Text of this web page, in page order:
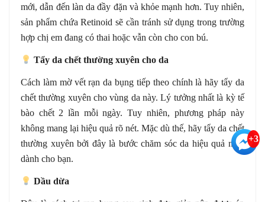
mới, dẫn đến làn da đầy đặn và khỏe mạnh hơn. Tuy nhiên,
sản phẩm chứa Retinoid sẽ cần tránh sử dụng trong trường
hợp chị em đang có thai hoặc vẫn còn cho con bú.
Tẩy da chết thường xuyên cho da
Cách làm mờ vết rạn da bụng tiếp theo chính là hãy tẩy da
chết thường xuyên cho vùng da này. Lý tưởng nhất là kỳ tế
bào chết 2 lần mỗi ngày. Tuy nhiên, phương pháp này
không mang lại hiệu quả rõ nét. Mặc dù thế, hãy tẩy da chết
thường xuyên bởi đây là bước chăm sóc da hiệu quả nhất
dành cho bạn.
Dầu dừa
+3